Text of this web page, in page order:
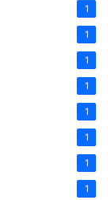
1
1
1
1
1
1
1
1